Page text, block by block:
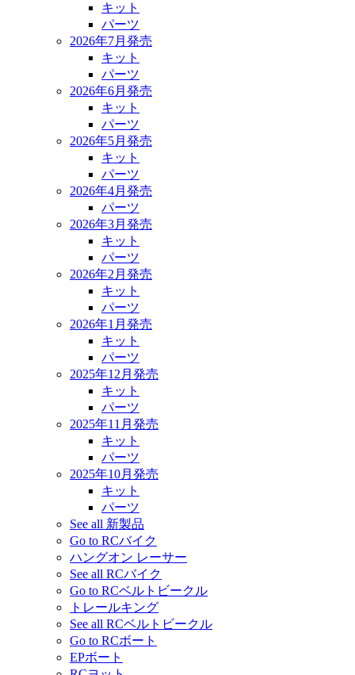
キット
パーツ
2026年7月発売
キット
パーツ
2026年6月発売
キット
パーツ
2026年5月発売
キット
パーツ
2026年4月発売
パーツ
2026年3月発売
キット
パーツ
2026年2月発売
キット
パーツ
2026年1月発売
キット
パーツ
2025年12月発売
キット
パーツ
2025年11月発売
キット
パーツ
2025年10月発売
キット
パーツ
See all 新製品
Go to RCバイク
ハングオン レーサー
See all RCバイク
Go to RCベルトビークル
トレールキング
See all RCベルトビークル
Go to RCボート
EPボート